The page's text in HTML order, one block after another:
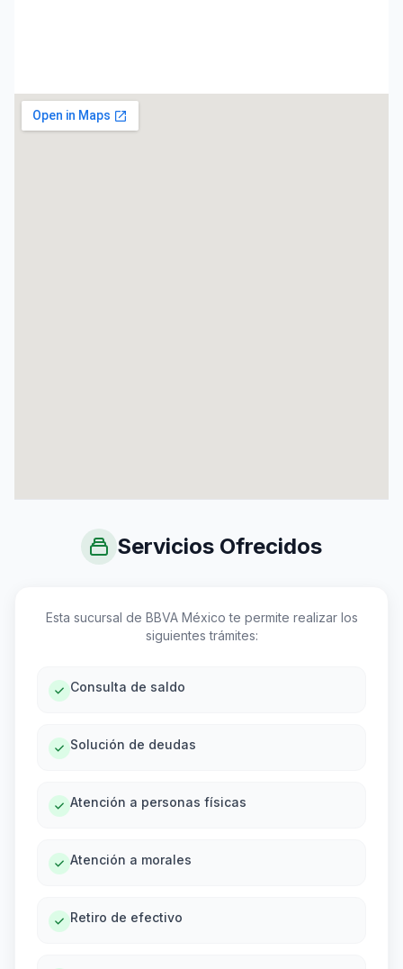
Servicios Ofrecidos
Esta sucursal de BBVA México te permite realizar los
siguientes trámites:
Consulta de saldo
Solución de deudas
Atención a personas físicas
Atención a morales
Retiro de efectivo